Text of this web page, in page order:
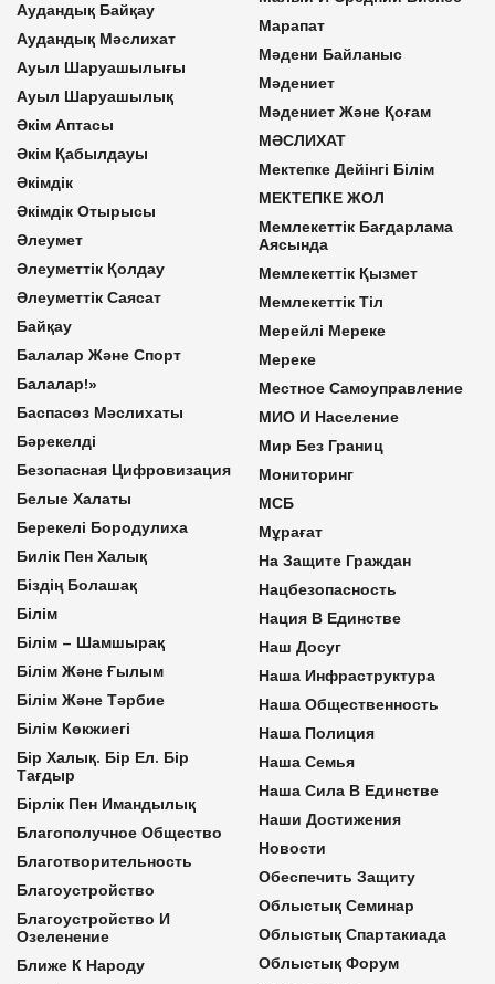
Аудандық Байқау
Аудандық Мәслихат
Ауыл Шаруашылығы
Ауыл Шаруашылық
Әкім Аптасы
Әкім Қабылдауы
Әкімдік
Әкімдік Отырысы
Әлеумет
Әлеуметтік Қолдау
Әлеуметтік Саясат
Байқау
Балалар Және Спорт
Балалар!»
Баспасөз Мәслихаты
Бәрекелді
Безопасная Цифровизация
Белые Халаты
Берекелі Бородулиха
Билік Пен Халық
Біздің Болашақ
Білім
Білім – Шамшырақ
Білім Және Ғылым
Білім Және Тәрбие
Білім Көкжиегі
Бір Халық. Бір Ел. Бір
Тағдыр
Бірлік Пен Имандылық
Благополучное Общество
Благотворительность
Благоустройство
Благоустройство И
Озеленение
Ближе К Народу
Марапат
Мәдени Байланыс
Мәдениет
Мәдениет Және Қоғам
МӘСЛИХАТ
Мектепке Дейінгі Білім
МЕКТЕПКЕ ЖОЛ
Мемлекеттік Бағдарлама
Аясында
Мемлекеттік Қызмет
Мемлекеттік Тіл
Мерейлі Мереке
Мереке
Местное Самоуправление
МИО И Население
Мир Без Границ
Мониторинг
МСБ
Мұрағат
На Защите Граждан
Нацбезопасность
Нация В Единстве
Наш Досуг
Наша Инфраструктура
Наша Общественность
Наша Полиция
Наша Семья
Наша Сила В Единстве
Наши Достижения
Новости
Обеспечить Защиту
Облыстық Семинар
Облыстық Спартакиада
Облыстық Форум